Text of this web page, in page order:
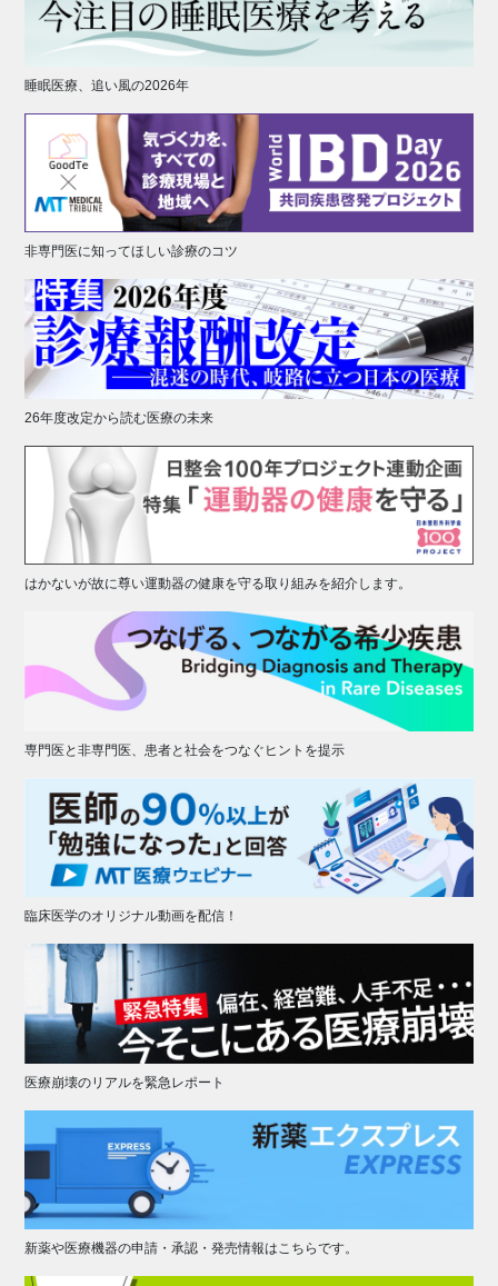
睡眠医療、追い風の2026年
非専門医に知ってほしい診療のコツ
26年度改定から読む医療の未来
はかないが故に尊い運動器の健康を守る取り組みを紹介します。
専門医と非専門医、患者と社会をつなぐヒントを提示
臨床医学のオリジナル動画を配信！
医療崩壊のリアルを緊急レポート
新薬や医療機器の申請・承認・発売情報はこちらです。